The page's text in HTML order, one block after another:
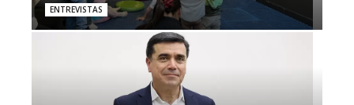
ENTREVISTAS